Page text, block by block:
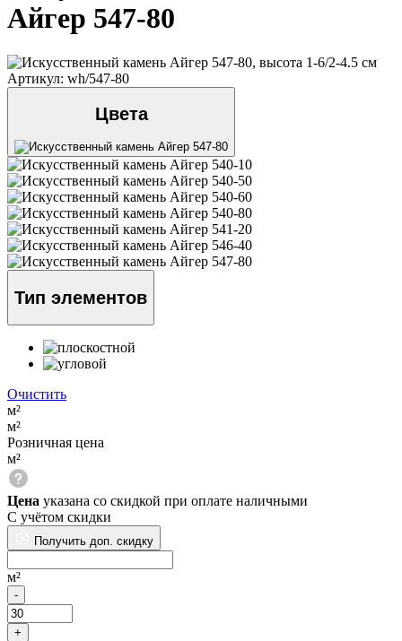
Айгер 547-80
Артикул: wh/547-80
Цвета
Тип элементов
Очистить
м²
м²
Розничная цена
м²
Цена указана со скидкой при оплате наличными
С учётом скидки
Получить доп. скидку
м²